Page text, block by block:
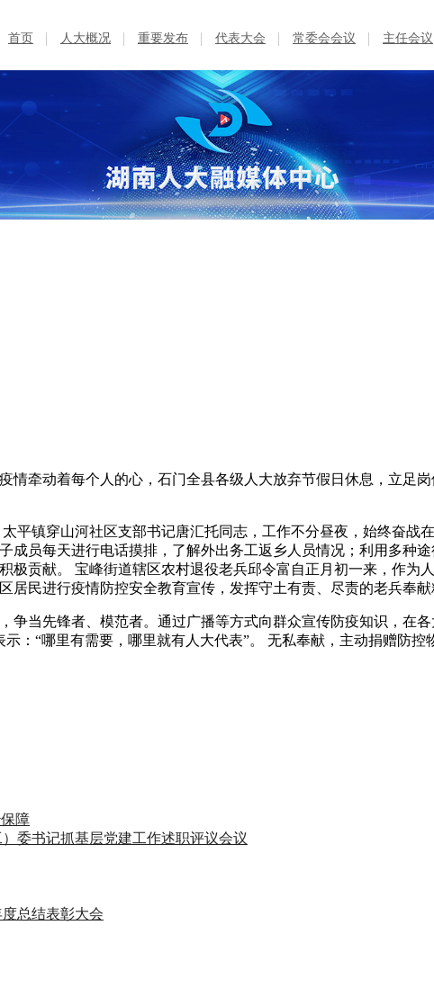
首页 人大概况 重要发布 代表大会 常委会会议 主任会议
牵动着每个人的心，石门全县各级人大放弃节假日休息，立足
镇穿山河社区支部书记唐汇托同志，工作不分昼夜，始终奋战
成员每天进行电话摸排，了解外出务工返乡人员情况；利用多种
极贡献。 宝峰街道辖区农村退役老兵邱令富自正月初一来，作为
民进行疫情防控安全教育宣传，发挥守土有责、尽责的老兵奉献
当先锋者、模范者。通过广播等方式向群众宣传防疫知识，在各
：“哪里有需要，哪里就有人大代表”。 无私奉献，主动捐赠防控
障
委书记抓基层党建工作述职评议会议
总结表彰大会